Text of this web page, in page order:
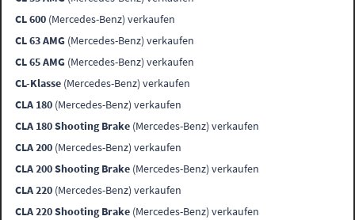
CL 600 (Mercedes-Benz) verkaufen
CL 63 AMG (Mercedes-Benz) verkaufen
CL 65 AMG (Mercedes-Benz) verkaufen
CL-Klasse (Mercedes-Benz) verkaufen
CLA 180 (Mercedes-Benz) verkaufen
CLA 180 Shooting Brake (Mercedes-Benz) verkaufen
CLA 200 (Mercedes-Benz) verkaufen
CLA 200 Shooting Brake (Mercedes-Benz) verkaufen
CLA 220 (Mercedes-Benz) verkaufen
CLA 220 Shooting Brake (Mercedes-Benz) verkaufen